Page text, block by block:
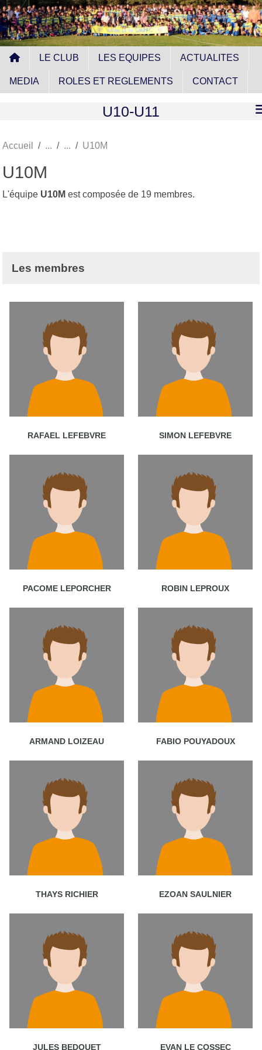
LE CLUB LES EQUIPES ACTUALITES
MEDIA ROLES ET REGLEMENTS CONTACT
U10-U11
Accueil U10M
U10M
L'équipe U10M est composée de 19 membres.
Les membres
RAFAEL LEFEBVRE SIMON LEFEBVRE
PACOME LEPORCHER ROBIN LEPROUX
ARMAND LOIZEAU FABIO POUYADOUX
THAYS RICHIER EZOAN SAULNIER
JULES BEDOUET EVAN LE COSSEC
Panneau de gestion des cookies